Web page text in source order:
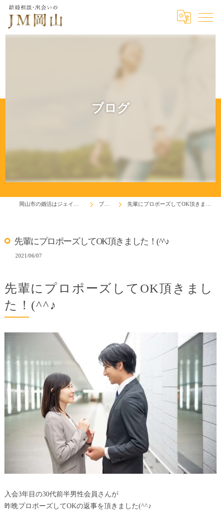
ブログ
ブログ 先輩にプロポーズしてOK頂きました！(^^♪
先輩にプロポーズしてOK頂きました！(^^♪
2021/06/07
先輩にプロポーズしてOK頂きまし
た！(^^♪
入会3年目の30代前半男性会員さんが
昨晩プロポーズしてOKの返事を頂きました(^^♪